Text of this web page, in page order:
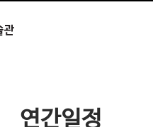
연간일정